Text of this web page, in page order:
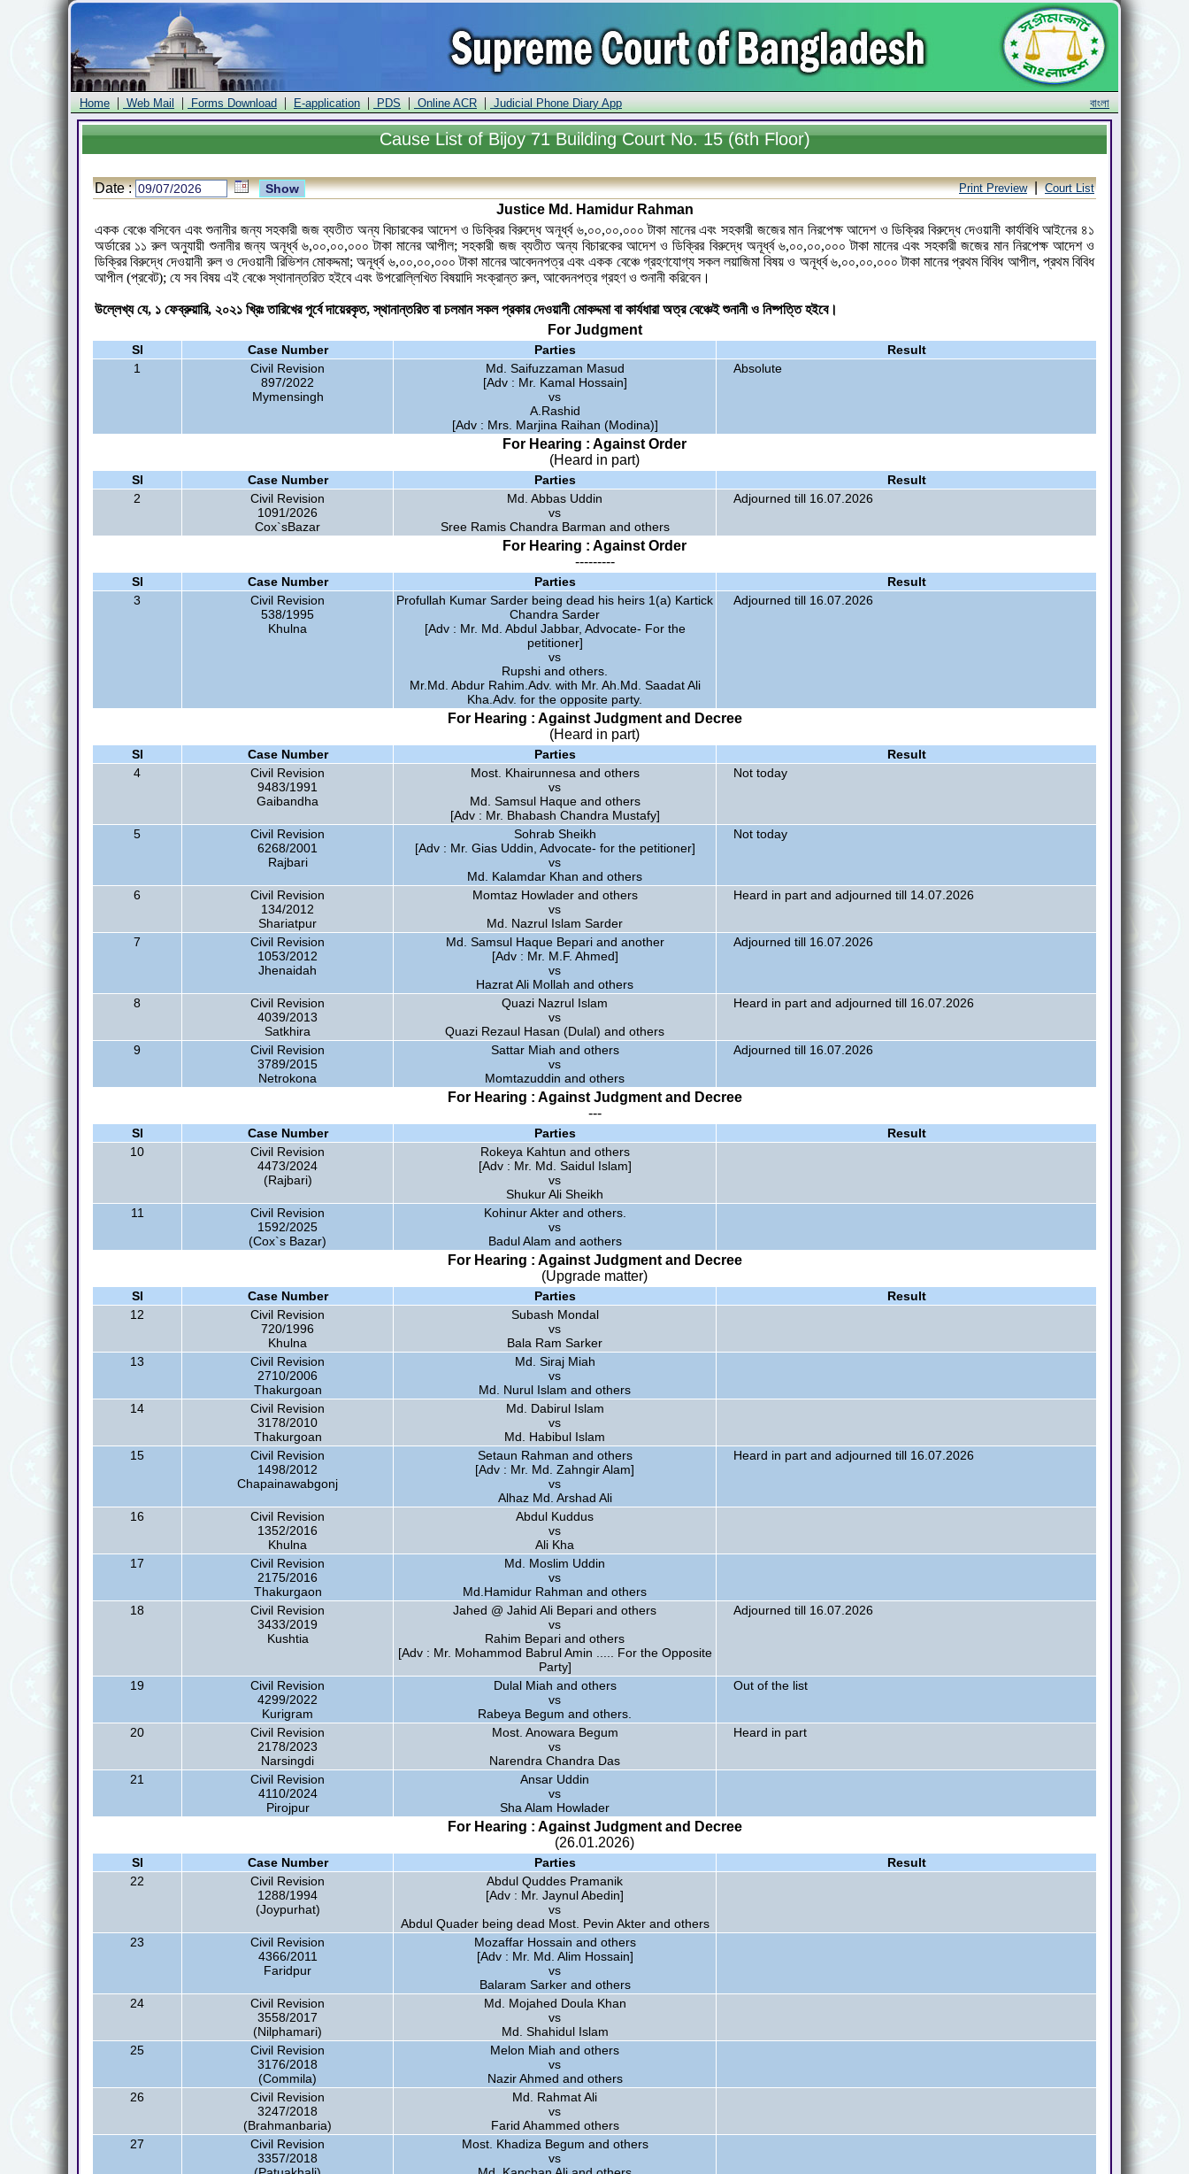
Home | Web Mail | Forms Download | E-application | PDS | Online ACR | Judicial Phone Diary App বাংলা
CauseList of Bijoy 71 Building Court No. 15 (6th Floor)
Date : Print Preview|Court List
Justice Md. Hamidur Rahman
একক বেঞ্চে বসিবেন এবং শুনানীর জন্য সহকারী জজ ব্যতীত অন্য বিচারকের আদেশ ও ডিক্রির বিরুদ্ধে অনূর্ধ্ব ৬,০০,০০,০০০ টাকা মানের এবং সহকারী জজের মান নিরপেক্ষ আদেশ ও ডিক্রির বিরুদ্ধে দেওয়ানী কার্যবিধি আইনের ৪১
অর্ডারের ১১ রুল অনুযায়ী শুনানীর জন্য অনূর্ধ্ব ৬,০০,০০,০০০ টাকা মানের আপীল; সহকারী জজ ব্যতীত অন্য বিচারকের আদেশ ও ডিক্রির বিরুদ্ধে অনূর্ধ্ব ৬,০০,০০,০০০ টাকা মানের এবং সহকারী জজের মান নিরপেক্ষ আদেশ ও
ডিক্রির বিরুদ্ধে দেওয়ানী রুল ও দেওয়ানী রিভিশন মোকদ্দমা; অনূর্ধ্ব ৬,০০,০০,০০০ টাকা মানের আবেদনপত্র এবং একক বেঞ্চে গ্রহণযোগ্য সকল লয়াজিমা বিষয় ও অনূর্ধ্ব ৬,০০,০০,০০০ টাকা মানের প্রথম বিবিধ আপীল, প্রথম বিবিধ
আপীল (প্রবেট); যে সব বিষয় এই বেঞ্চে স্থানান্তরিত হইবে এবং উপরোল্লিখিত বিষয়াদি সংক্রান্ত রুল, আবেদনপত্র গ্রহণ ও শুনানী করিবেন।
উল্লেখ্য যে, ১ ফেব্রুয়ারি, ২০২১ খ্রিঃ তারিখের পূর্বে দায়েরকৃত, স্থানান্তরিত বা চলমান সকল প্রকার দেওয়ানী মোকদ্দমা বা কার্যধারা অত্র বেঞ্চেই শুনানী ও নিষ্পত্তি হইবে।
For Judgment
Sl Case Number Parties
Result
1
Civil Revision
897/2022
Mymensingh
Md. Saifuzzaman Masud
[Adv : Mr. Kamal Hossain]
vs
A.Rashid
[Adv : Mrs. Marjina Raihan (Modina)]
Absolute
For Hearing : Against Order
(Heard in part)
Sl Case Number Parties
Result
2
Civil Revision
1091/2026
Cox`sBazar
Md. Abbas Uddin
vs
Sree Ramis Chandra Barman and others
Adjourned till 16.07.2026
For Hearing : Against Order
---------
Sl Case Number Parties
Result
3
Civil Revision
538/1995
Khulna
Profullah Kumar Sarder being dead his heirs 1(a) Kartick
Chandra Sarder
[Adv : Mr. Md. Abdul Jabbar, Advocate- For the
petitioner]
vs
Rupshi and others.
Mr.Md. Abdur Rahim.Adv. with Mr. Ah.Md. Saadat Ali
Kha.Adv. for the opposite party.
Adjourned till 16.07.2026
For Hearing : Against Judgment and Decree
(Heard in part)
Sl Case Number Parties
Result
4
Civil Revision
9483/1991
Gaibandha
Most. Khairunnesa and others
vs
Md. Samsul Haque and others
[Adv : Mr. Bhabash Chandra Mustafy]
Not today
5
Civil Revision
6268/2001
Rajbari
Sohrab Sheikh
[Adv : Mr. Gias Uddin, Advocate- for the petitioner]
vs
Md. Kalamdar Khan and others
Not today
6
Civil Revision
134/2012
Shariatpur
Momtaz Howlader and others
vs
Md. Nazrul Islam Sarder
Heard in part and adjourned till 14.07.2026
7
Civil Revision
1053/2012
Jhenaidah
Md. Samsul Haque Bepari and another
[Adv : Mr. M.F. Ahmed]
vs
Hazrat Ali Mollah and others
Adjourned till 16.07.2026
8
Civil Revision
4039/2013
Satkhira
Quazi Nazrul Islam
vs
Quazi Rezaul Hasan (Dulal) and others
Heard in part and adjourned till 16.07.2026
9
Civil Revision
3789/2015
Netrokona
Sattar Miah and others
vs
Momtazuddin and others
Adjourned till 16.07.2026
For Hearing : Against Judgment and Decree
---
Sl Case Number Parties
Result
10
Civil Revision
4473/2024
(Rajbari)
Rokeya Kahtun and others
[Adv : Mr. Md. Saidul Islam]
vs
Shukur Ali Sheikh
11
Civil Revision
1592/2025
(Cox`s Bazar)
Kohinur Akter and others.
vs
Badul Alam and aothers
For Hearing : Against Judgment and Decree
(Upgrade matter)
Sl Case Number Parties
Result
12
Civil Revision
720/1996
Khulna
Subash Mondal
vs
Bala Ram Sarker
13
Civil Revision
2710/2006
Thakurgoan
Md. Siraj Miah
vs
Md. Nurul Islam and others
14
Civil Revision
3178/2010
Thakurgoan
Md. Dabirul Islam
vs
Md. Habibul Islam
15
Civil Revision
1498/2012
Chapainawabgonj
Setaun Rahman and others
[Adv : Mr. Md. Zahngir Alam]
vs
Alhaz Md. Arshad Ali
Heard in part and adjourned till 16.07.2026
16
Civil Revision
1352/2016
Khulna
Abdul Kuddus
vs
Ali Kha
17
Civil Revision
2175/2016
Thakurgaon
Md. Moslim Uddin
vs
Md.Hamidur Rahman and others
18
Civil Revision
3433/2019
Kushtia
Jahed @ Jahid Ali Bepari and others
vs
Rahim Bepari and others
[Adv : Mr. Mohammod Babrul Amin ..... For the Opposite
Party]
Adjourned till 16.07.2026
19
Civil Revision
4299/2022
Kurigram
Dulal Miah and others
vs
Rabeya Begum and others.
Out of the list
20
Civil Revision
2178/2023
Narsingdi
Most. Anowara Begum
vs
Narendra Chandra Das
Heard in part
21
Civil Revision
4110/2024
Pirojpur
Ansar Uddin
vs
Sha Alam Howlader
For Hearing : Against Judgment and Decree
(26.01.2026)
Sl Case Number Parties
Result
22
Civil Revision
1288/1994
(Joypurhat)
Abdul Quddes Pramanik
[Adv : Mr. Jaynul Abedin]
vs
Abdul Quader being dead Most. Pevin Akter and others
23
Civil Revision
4366/2011
Faridpur
Mozaffar Hossain and others
[Adv : Mr. Md. Alim Hossain]
vs
Balaram Sarker and others
24
Civil Revision
3558/2017
(Nilphamari)
Md. Mojahed Doula Khan
vs
Md. Shahidul Islam
25
Civil Revision
3176/2018
(Commila)
Melon Miah and others
vs
Nazir Ahmed and others
26
Civil Revision
3247/2018
(Brahmanbaria)
Md. Rahmat Ali
vs
Farid Ahammed others
27
Civil Revision
3357/2018
Most. Khadiza Begum and others
vs